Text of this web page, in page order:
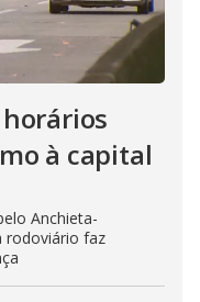
à capital
Anchieta-
rodoviário faz